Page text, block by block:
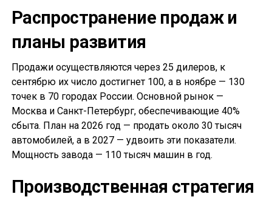
Распространение продаж и
планы развития
Продажи осуществляются через 25 дилеров, к
сентябрю их число достигнет 100, а в ноябре — 130
точек в 70 городах России. Основной рынок —
Москва и Санкт-Петербург, обеспечивающие 40%
сбыта. План на 2026 год — продать около 30 тысяч
автомобилей, а в 2027 — удвоить эти показатели.
Мощность завода — 110 тысяч машин в год.
Производственная стратегия